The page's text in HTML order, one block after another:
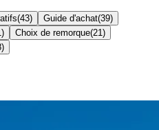
(43) Guide d'achat(39)
) Choix de remorque(21 )
)